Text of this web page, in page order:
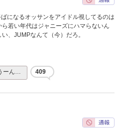
になるオッサンをアイドル視してるのは
若い年代はジャニーズにハマらないん
、JUMPなんて（今）だろ。
ーん… 409